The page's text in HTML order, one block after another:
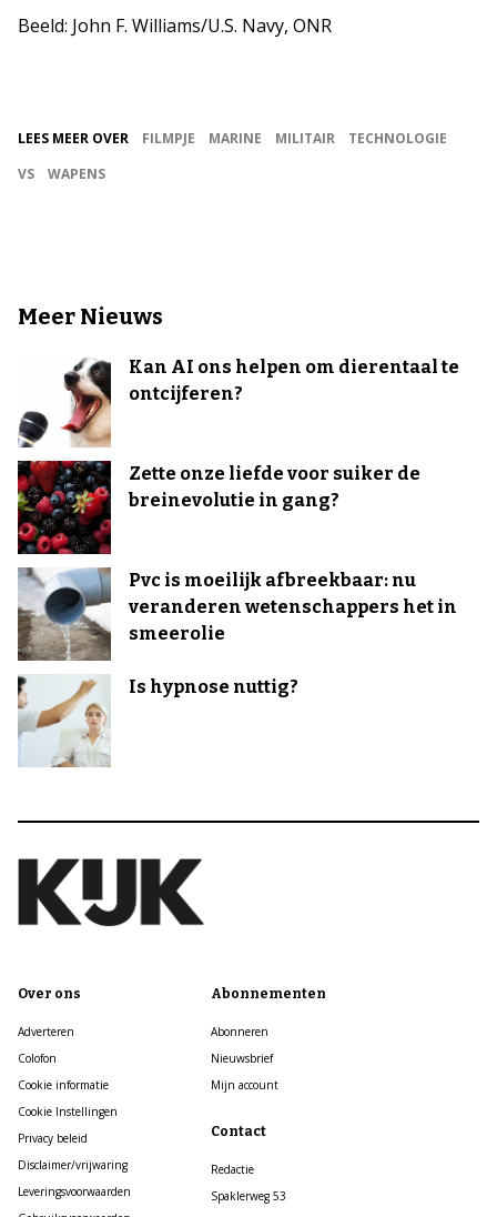
Beeld: John F. Williams/U.S. Navy, ONR
LEES MEER OVER FILMPJE MARINE MILITAIR
TECHNOLOGIE
VS
WAPENS
Meer Nieuws
Kan AI ons helpen om dierentaal te
ontcijferen?
Zette onze liefde voor suiker de
breinevolutie in gang?
Pvc is moeilijk afbreekbaar: nu
veranderen wetenschappers het in
smeerolie
Is hypnose nuttig?
Over ons
Adverteren
Colofon
Cookie informatie
Cookie Instellingen
Privacy beleid
Disclaimer/vrijwaring
Leveringsvoorwaarden
Abonnementen
Abonneren
Nieuwsbrief
Mijn account
Contact
Redactie
Spaklerweg 53